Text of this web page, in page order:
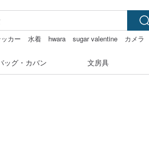
カー 水着 hwara sugar valentine
カメラ
ッグ・カバン 文房具